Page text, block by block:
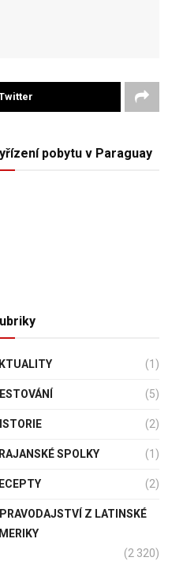
pobytu v Paraguay
(1)
(5)
(2)
SPOLKY (1)
(2)
Z LATINSKÉ
(2 320)